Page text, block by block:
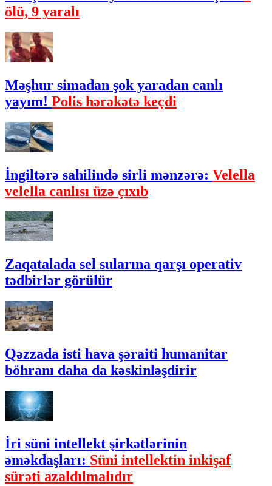
ölü, 9 yaralı
Məşhur simadan şok yaradan canlı
yayım! Polis hərəkətə keçdi
İngiltərə sahilində sirli mənzərə: Velella
velella canlısı üzə çıxıb
Zaqatalada sel sularına qarşı operativ
tədbirlər görülür
Qəzzada isti hava şəraiti humanitar
böhranı daha da kəskinləşdirir
İri süni intellekt şirkətlərinin
əməkdaşları: Süni intellektin inkişaf
sürəti azaldılmalıdır